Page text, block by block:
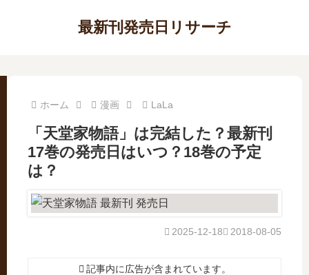
最新刊発売日リサーチ
ホーム 漫画 LaLa
「天堂家物語」は完結した？最新刊
17巻の発売日はいつ？18巻の予定
は？
2018-08-05
2025-12-18
記事内に広告が含まれています。